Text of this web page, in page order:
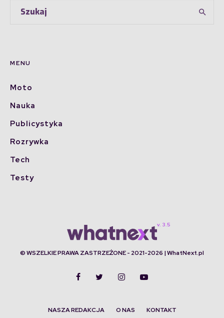
MENU
Moto
Nauka
Publicystyka
Rozrywka
Tech
Testy
© WSZELKIE PRAWA ZASTRZEŻONE - 2021-2026 | WhatNext.pl
NASZA REDAKCJA O NAS KONTAKT